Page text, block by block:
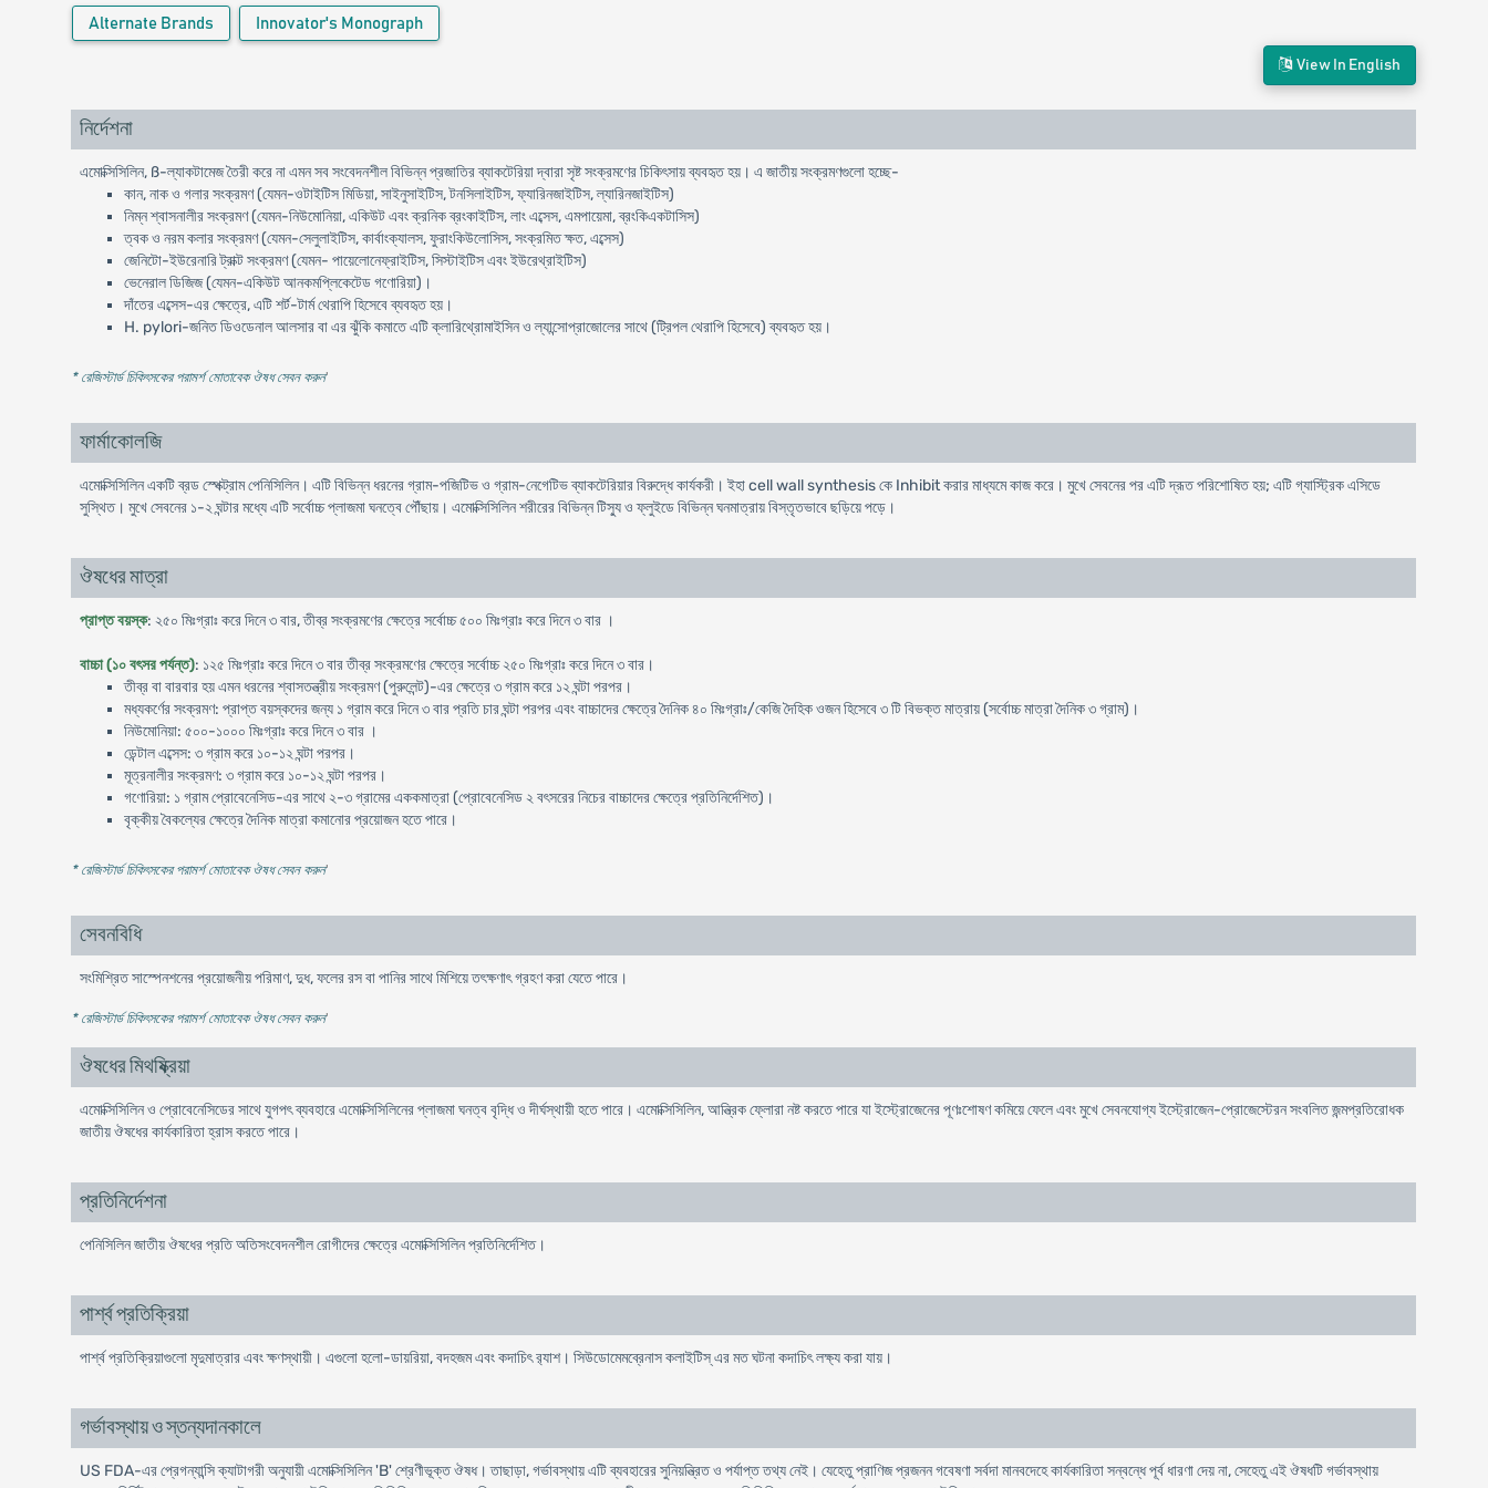
Alternate Brands Innovator's Monograph
View In English
নির্দেশনা
এমোক্সিসিলিন, ß-ল্যাকটামেজ তৈরী করে না এমন সব সংবেদনশীল বিভিন্ন প্রজাতির ব্যাকটেরিয়া দ্বারা সৃষ্ট সংক্রমণের চিকিৎসায় ব্যবহৃত হয়। এ জাতীয় সংক্রমণগুলো হচ্ছে-
কান, নাক ও গলার সংক্রমণ (যেমন-ওটাইটিস মিডিয়া, সাইনুসাইটিস, টনসিলাইটিস, ফ্যারিনজাইটিস, ল্যারিনজাইটিস)
নিম্ন শ্বাসনালীর সংক্রমণ (যেমন-নিউমোনিয়া, একিউট এবং ক্রনিক ব্রংকাইটিস, লাং এব্সেস, এমপায়েমা, ব্রংকিএকটাসিস)
ত্বক ও নরম কলার সংক্রমণ (যেমন-সেলুলাইটিস, কার্বাংক্যালস, ফুরাংকিউলোসিস, সংক্রমিত ক্ষত, এব্সেস)
জেনিটো-ইউরেনারি ট্রাক্ট সংক্রমণ (যেমন- পায়েলোনেফ্রাইটিস, সিস্টাইটিস এবং ইউরেথ্রাইটিস)
ভেনেরাল ডিজিজ (যেমন-একিউট আনকমপ্লিকেটেড গণোরিয়া)।
দাঁতের এব্সেস-এর ক্ষেত্রে, এটি শর্ট-টার্ম থেরাপি হিসেবে ব্যবহৃত হয়।
H. pylori-জনিত ডিওডেনাল আলসার বা এর ঝুঁকি কমাতে এটি ক্লারিথ্রোমাইসিন ও ল্যান্সোপ্রাজোলের সাথে (ট্রিপল থেরাপি হিসেবে) ব্যবহৃত হয়।
* রেজিস্টার্ড চিকিৎসকের পরামর্শ মোতাবেক ঔষধ সেবন করুন'
ফার্মাকোলজি
এমোক্সিসিলিন একটি ব্রড স্পেক্ট্রাম পেনিসিলিন। এটি বিভিন্ন ধরনের গ্রাম-পজিটিভ ও গ্রাম-নেগেটিভ ব্যাকটেরিয়ার বিরুদ্ধে কার্যকরী। ইহা cell wall synthesis কে Inhibit করার মাধ্যমে কাজ করে। মুখে সেবনের পর এটি দ্রূত পরিশোষিত হয়; এটি গ্যাস্ট্রিক এসিডে
সুস্থিত। মুখে সেবনের ১-২ ঘন্টার মধ্যে এটি সর্বোচ্চ প্লাজমা ঘনত্বে পৌঁছায়। এমোক্সিসিলিন শরীরের বিভিন্ন টিস্যু ও ফ্লুইডে বিভিন্ন ঘনমাত্রায় বিস্তৃতভাবে ছড়িয়ে পড়ে।
ঔষধের মাত্রা
প্রাপ্ত বয়স্ক: ২৫০ মিঃগ্রাঃ করে দিনে ৩ বার, তীব্র সংক্রমণের ক্ষেত্রে সর্বোচ্চ ৫০০ মিঃগ্রাঃ করে দিনে ৩ বার ।
বাচ্চা (১০ বৎসর পর্যন্ত): ১২৫ মিঃগ্রাঃ করে দিনে ৩ বার তীব্র সংক্রমণের ক্ষেত্রে সর্বোচ্চ ২৫০ মিঃগ্রাঃ করে দিনে ৩ বার।
তীব্র বা বারবার হয় এমন ধরনের শ্বাসতন্ত্রীয় সংক্রমণ (পুরুলেন্ট)-এর ক্ষেত্রে ৩ গ্রাম করে ১২ ঘন্টা পরপর।
মধ্যকর্ণের সংক্রমণ: প্রাপ্ত বয়স্কদের জন্য ১ গ্রাম করে দিনে ৩ বার প্রতি চার ঘন্টা পরপর এবং বাচ্চাদের ক্ষেত্রে দৈনিক ৪০ মিঃগ্রাঃ/কেজি দৈহিক ওজন হিসেবে ৩ টি বিভক্ত মাত্রায় (সর্বোচ্চ মাত্রা দৈনিক ৩ গ্রাম)।
নিউমোনিয়া: ৫০০-১০০০ মিঃগ্রাঃ করে দিনে ৩ বার ।
ডেন্টাল এব্সেস: ৩ গ্রাম করে ১০-১২ ঘন্টা পরপর।
মূত্রনালীর সংক্রমণ: ৩ গ্রাম করে ১০-১২ ঘন্টা পরপর।
গণোরিয়া: ১ গ্রাম প্রোবেনেসিড-এর সাথে ২-৩ গ্রামের এককমাত্রা (প্রোবেনেসিড ২ বৎসরের নিচের বাচ্চাদের ক্ষেত্রে প্রতিনির্দেশিত)।
বৃক্কীয় বৈকল্যের ক্ষেত্রে দৈনিক মাত্রা কমানোর প্রয়োজন হতে পারে।
* রেজিস্টার্ড চিকিৎসকের পরামর্শ মোতাবেক ঔষধ সেবন করুন'
সেবনবিধি
সংমিশ্রিত সাস্পেনশনের প্রয়োজনীয় পরিমাণ, দুধ, ফলের রস বা পানির সাথে মিশিয়ে তৎক্ষণাৎ গ্রহণ করা যেতে পারে।
* রেজিস্টার্ড চিকিৎসকের পরামর্শ মোতাবেক ঔষধ সেবন করুন'
ঔষধের মিথষ্ক্রিয়া
এমোক্সিসিলিন ও প্রোবেনেসিডের সাথে যুগপৎ ব্যবহারে এমোক্সিসিলিনের প্লাজমা ঘনত্ব বৃদ্ধি ও দীর্ঘস্থায়ী হতে পারে। এমোক্সিসিলিন, আন্ত্রিক ফ্লোরা নষ্ট করতে পারে যা ইস্ট্রোজেনের পূণঃশোষণ কমিয়ে ফেলে এবং মুখে সেবনযোগ্য ইস্ট্রোজেন-প্রোজেস্টেরন সংবলিত জন্মপ্রতিরোধক
জাতীয় ঔষধের কার্যকারিতা হ্রাস করতে পারে।
প্রতিনির্দেশনা
পেনিসিলিন জাতীয় ঔষধের প্রতি অতিসংবেদনশীল রোগীদের ক্ষেত্রে এমোক্সিসিলিন প্রতিনির্দেশিত।
পার্শ্ব প্রতিক্রিয়া
পার্শ্ব প্রতিক্রিয়াগুলো মৃদুমাত্রার এবং ক্ষণস্থায়ী। এগুলো হলো-ডায়রিয়া, বদহজম এবং কদাচিৎ র‌্যাশ। সিউডোমেমব্রেনাস কলাইটিস্ এর মত ঘটনা কদাচিৎ লক্ষ্য করা যায়।
গর্ভাবস্থায় ও স্তন্যদানকালে
US FDA-এর প্রেগন্যান্সি ক্যাটাগরী অনুযায়ী এমোক্সিসিলিন 'B' শ্রেণীভূক্ত ঔষধ। তাছাড়া, গর্ভাবস্থায় এটি ব্যবহারের সুনিয়ন্ত্রিত ও পর্যাপ্ত তথ্য নেই। যেহেতু প্রাণিজ প্রজনন গবেষণা সর্বদা মানবদেহে কার্যকারিতা সন্বন্ধে পূর্ব ধারণা দেয় না, সেহেতু এই ঔষধটি গর্ভাবস্থায়